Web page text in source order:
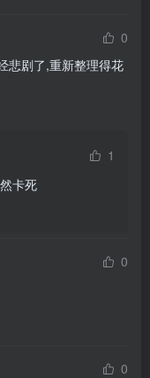
0
悲剧了,重新整理得花
1
卡死
0
0